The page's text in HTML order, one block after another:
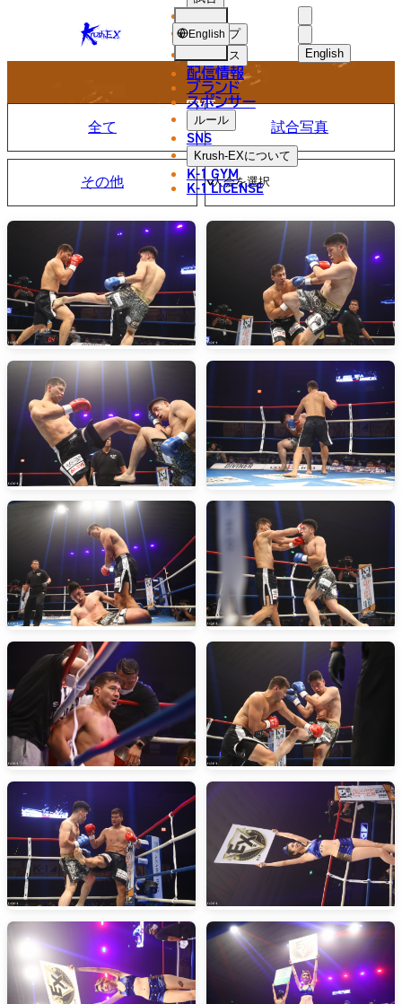
KRUSH-
EX
English
ไทย
العربية
ショップ
ニュース
配信情報
ブランド
スポンサー
ルール
SNS
Krush-EXについて
K-1 GYM
K-1 LICENSE
English
PHOTO
写真
全て 試合写真
その他